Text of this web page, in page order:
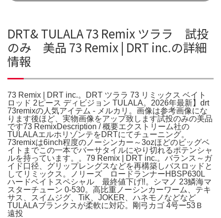
DRT& TULALA 73 Remix ツララ 試投
のみ 美品 73 Remix | DRT inc.の詳細
情報
73 Remix | DRT inc.。DRT ツララ 73 リミックス ベイト
ロッド 2ピース ディビジョン TULALA。2026年最新】drt
73remixの人気アイテム - メルカリ。画像は参考画像にな
ります後ほど、実物画像をアップ致します試投のみの美品
です73 RemixDescription / 概要エクストリーム社の
TULALAエルホリゾンテをDRTにてチューニング。
73remixは6inch程度のノーシンカー～3ozほどのビッグベ
イトまでこの一本でバーサタイルにやり切れるポテンシャ
ルを持っています。。79 Remix | DRT inc.。バランス～ガ
イド口径、グリップレングスなどを再構築しバスロッドと
してリミックス。ノリーズ ロードランナーHBSP630L
ハードベイトスペシャル 最終値下げ‼️。シマノ 23鱗海マ
スターチューン 0-530。高比重ノーシンカーワーム、テキ
サス、スイムジグ、TiK、JOKER、ハネモノなどなど
TULALAブランクスが柔軟に対応。剛弓カゴ 4号ー53Ｂ
遠投